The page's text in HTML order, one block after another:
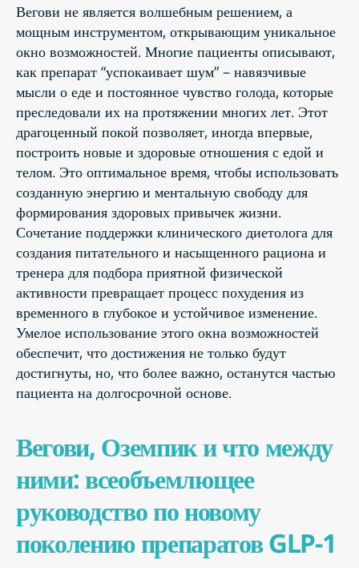
Вегови не является волшебным решением, а
мощным инструментом, открывающим уникальное
окно возможностей. Многие пациенты описывают,
как препарат “успокаивает шум” – навязчивые
мысли о еде и постоянное чувство голода, которые
преследовали их на протяжении многих лет. Этот
драгоценный покой позволяет, иногда впервые,
построить новые и здоровые отношения с едой и
телом. Это оптимальное время, чтобы использовать
созданную энергию и ментальную свободу для
формирования здоровых привычек жизни.
Сочетание поддержки клинического диетолога для
создания питательного и насыщенного рациона и
тренера для подбора приятной физической
активности превращает процесс похудения из
временного в глубокое и устойчивое изменение.
Умелое использование этого окна возможностей
обеспечит, что достижения не только будут
достигнуты, но, что более важно, останутся частью
пациента на долгосрочной основе.
Вегови, Оземпик и что между
ними: всеобъемлющее
руководство по новому
поколению препаратов GLP-1